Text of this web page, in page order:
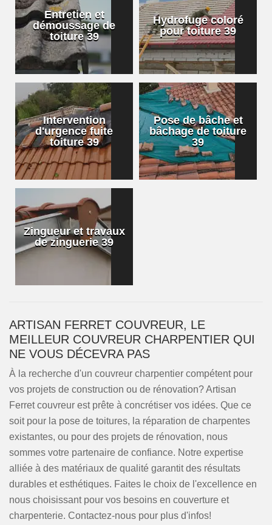
Entretien et
démoussage de
toiture 39
Hydrofuge coloré
pour toiture 39
Intervention
d'urgence fuite
toiture 39
Pose de bâche et
bâchage de toiture
39
Zingueur et travaux
de zinguerie 39
ARTISAN FERRET COUVREUR, LE
MEILLEUR COUVREUR CHARPENTIER QUI
NE VOUS DÉCEVRA PAS
À la recherche d'un couvreur charpentier compétent pour
vos projets de construction ou de rénovation? Artisan
Ferret couvreur est prête à concrétiser vos idées. Que ce
soit pour la pose de toitures, la réparation de charpentes
existantes, ou pour des projets de rénovation, nous
sommes votre partenaire de confiance. Notre expertise
alliée à des matériaux de qualité garantit des résultats
durables et esthétiques. Faites le choix de l'excellence en
nous choisissant pour vos besoins en couverture et
charpenterie. Contactez-nous pour plus d'infos!